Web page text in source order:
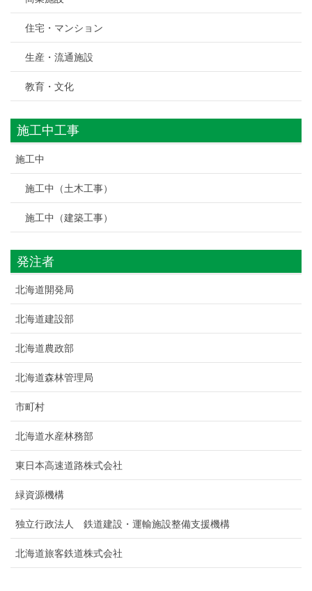
住宅・マンション
生産・流通施設
教育・文化
施工中工事
施工中
施工中（土木工事）
施工中（建築工事）
発注者
北海道開発局
北海道建設部
北海道農政部
北海道森林管理局
市町村
北海道水産林務部
東日本高速道路株式会社
緑資源機構
独立行政法人 鉄道建設・運輸施設整備支援機構
北海道旅客鉄道株式会社